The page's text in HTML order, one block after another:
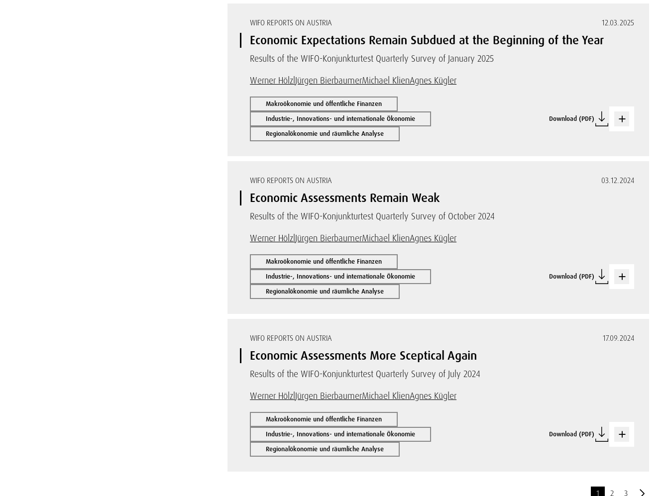
WIFO REPORTS ON AUSTRIA 12.03.2025
Economic Expectations Remain Subdued at the Beginning of the Year
Results of the WIFO-Konjunkturtest Quarterly Survey of January 2025
Werner Hölzl Jürgen BierbaumerMichael KlienAgnes Kügler
Makroökonomie und öffentliche Finanzen
Industrie-, Innovations- und internationale Ökonomie
Regionalökonomie und räumliche Analyse
Download (PDF)
WIFO REPORTS ON AUSTRIA 03.12.2024
Economic Assessments Remain Weak
Results of the WIFO-Konjunkturtest Quarterly Survey of October 2024
Werner Hölzl Jürgen BierbaumerMichael KlienAgnes Kügler
Makroökonomie und öffentliche Finanzen
Industrie-, Innovations- und internationale Ökonomie
Regionalökonomie und räumliche Analyse
Download (PDF)
WIFO REPORTS ON AUSTRIA 17.09.2024
Economic Assessments More Sceptical Again
Results of the WIFO-Konjunkturtest Quarterly Survey of July 2024
Werner Hölzl Jürgen BierbaumerMichael KlienAgnes Kügler
Makroökonomie und öffentliche Finanzen
Industrie-, Innovations- und internationale Ökonomie
Regionalökonomie und räumliche Analyse
Download (PDF)
1 2 3